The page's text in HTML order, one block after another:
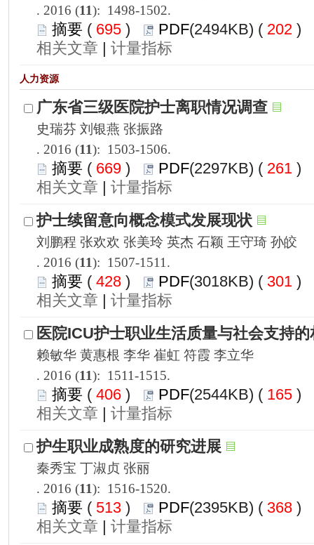
): 1498-1502.
695 ) 202 )
|
): 1503-1506.
669 ) 261 )
|
): 1507-1511.
428 ) 301 )
|
): 1511-1515.
406 ) 165 )
|
): 1516-1520.
513 ) 368 )
|